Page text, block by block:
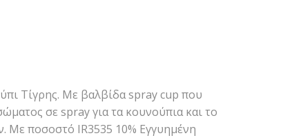
Τίγρης. Με βαλβίδα spray cup που
σε spray για τα κουνούπια και το
Mε ποσοστό IR3535 10% Εγγυημένη